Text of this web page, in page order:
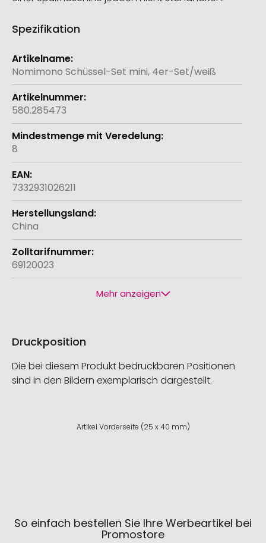
Spezifikation
Weitere
Informationen
Nomimono Schüssel-Set mini, 4er-Set/weiß
580.285473
8
7332931026211
China
69120023
Mehr anzeigen
Druckposition
Die bei diesem Produkt bedruckbaren Positionen
sind in den Bildern exemplarisch dargestellt.
Artikel Vorderseite (25 x 40 mm)
So einfach bestellen Sie Ihre Werbeartikel bei
Promostore